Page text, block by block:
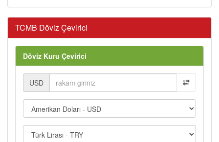
TCMB Döviz Çevirici
Döviz Kuru Çevirici
USD